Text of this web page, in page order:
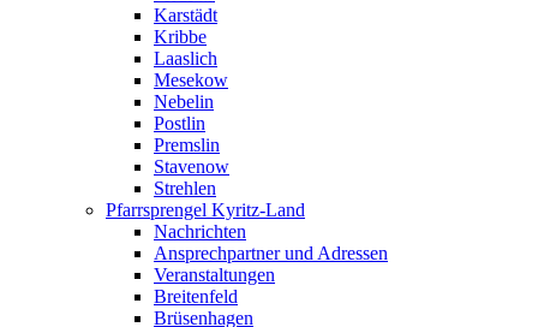
Karstädt
Kribbe
Laaslich
Mesekow
Nebelin
Postlin
Premslin
Stavenow
Strehlen
Pfarrsprengel Kyritz-Land
Nachrichten
Ansprechpartner und Adressen
Veranstaltungen
Breitenfeld
Brüsenhagen